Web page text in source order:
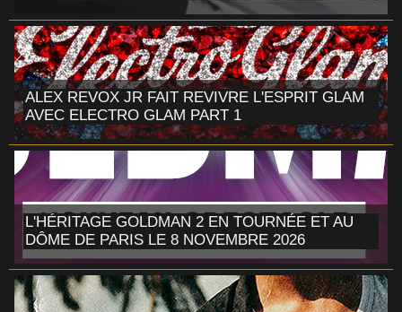
ALEX REVOX JR FAIT REVIVRE L'ESPRIT GLAM
AVEC ELECTRO GLAM PART 1
L'HÉRITAGE GOLDMAN 2 EN TOURNÉE ET AU
DÔME DE PARIS LE 8 NOVEMBRE 2026